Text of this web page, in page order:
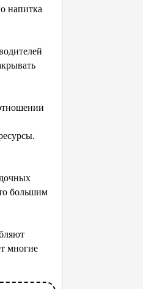
напитка
большим
многие